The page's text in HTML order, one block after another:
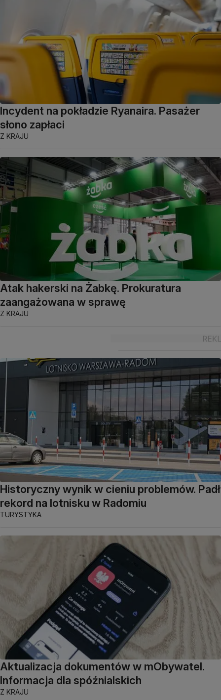
Incydent na pokładzie Ryanaira. Pasażer
słono zapłaci
Z KRAJU
Atak hakerski na Żabkę. Prokuratura
zaangażowana w sprawę
Z KRAJU
Historyczny wynik w cieniu problemów. Padł
rekord na lotnisku w Radomiu
TURYSTYKA
Aktualizacja dokumentów w mObywatel.
Informacja dla spóźnialskich
Z KRAJU